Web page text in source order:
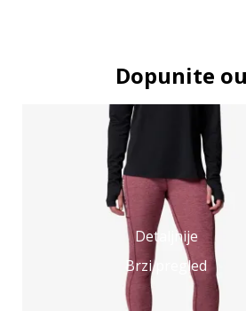
Dopunite
Detaljnije
Brzi pregled